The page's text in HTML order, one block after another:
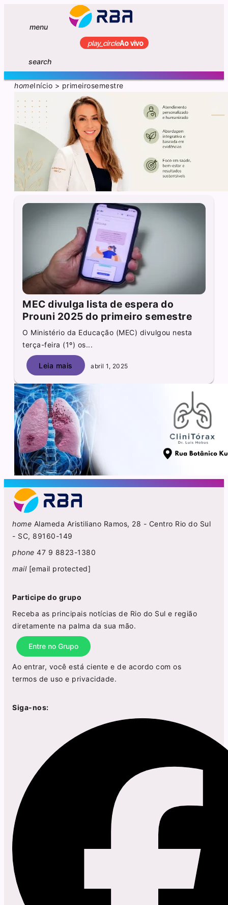
menu
play_circleAo vivo
search
homeInício > primeirosemestre
MEC divulga lista de espera do
Prouni 2025 do primeiro semestre
O Ministério da Educação (MEC) divulgou nesta
terça-feira (1º) os...
Leia mais abril 1, 2025
home Alameda Aristiliano Ramos, 28 - Centro Rio do Sul
- SC, 89160-149
phone 47 9 8823-1380
mail [email protected]
Participe do grupo
Receba as principais notícias de Rio do Sul e região
diretamente na palma da sua mão.
Entre no Grupo
Ao entrar, você está ciente e de acordo com os
termos de uso e privacidade.
Siga-nos: